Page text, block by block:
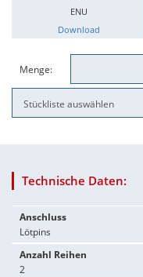
ENU
Download
Menge:
Technische Daten:
Anschluss
Lötpins
Anzahl Reihen
2